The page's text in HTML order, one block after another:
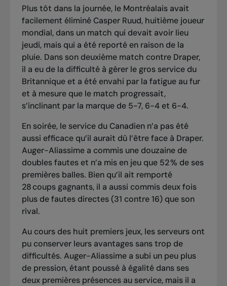
Plus tôt dans la journée, le Montréalais avait
facilement éliminé Casper Ruud, huitième joueur
mondial, dans un match qui devait avoir lieu
jeudi, mais qui a été reporté en raison de la
pluie. Dans son deuxième match contre Draper,
il a eu de la difficulté à gérer le gros service du
Britannique et a été envahi par la fatigue au fur
et à mesure que le match progressait,
s’inclinant par la marque de 5-7, 6-4 et 6-4.
En soirée, le service du Canadien n’a pas été
aussi efficace qu’il aurait dû l’être face à Draper.
Auger-Aliassime a commis une douzaine de
doubles fautes et n’a mis en jeu que 52 % de ses
premières balles. Bien qu’il ait remporté
28 coups gagnants, il a aussi commis deux fois
plus de fautes directes (31 contre 16) que son
rival.
Au cours des huit premiers jeux, les serveurs ont
pu conserver leurs avantages sans trop de
difficultés. Auger-Aliassime a subi un peu plus
de pression, étant poussé à égalité dans ses
deux premières présences au service, mais il a